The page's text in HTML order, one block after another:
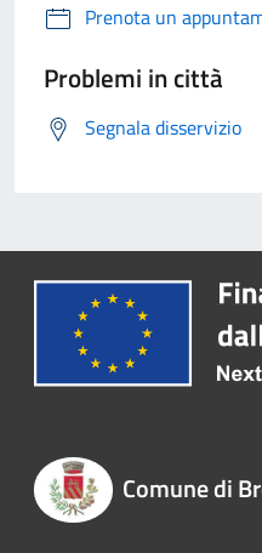
Prenota un
Problemi in città
Segnala disservizio
Comune di